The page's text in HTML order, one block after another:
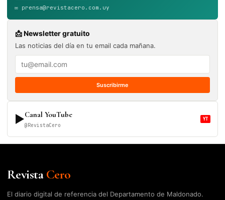
✉️ prensa@revistacero.com.uy
📩 Newsletter gratuito
Las noticias del día en tu email cada mañana.
Suscribirme
▶Canal YouTube
@RevistaCero
YT
RevistaCero
El diario digital de referencia del Departamento de Maldonado.